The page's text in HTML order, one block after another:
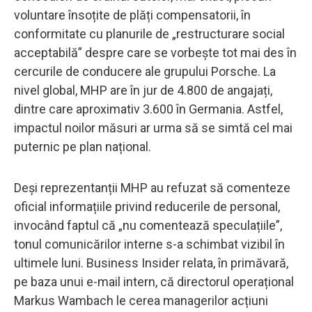
voluntare însoțite de plăți compensatorii, în
conformitate cu planurile de „restructurare social
acceptabilă” despre care se vorbește tot mai des în
cercurile de conducere ale grupului Porsche. La
nivel global, MHP are în jur de 4.800 de angajați,
dintre care aproximativ 3.600 în Germania. Astfel,
impactul noilor măsuri ar urma să se simtă cel mai
puternic pe plan național.
Deși reprezentanții MHP au refuzat să comenteze
oficial informațiile privind reducerile de personal,
invocând faptul că „nu comentează speculațiile”,
tonul comunicărilor interne s-a schimbat vizibil în
ultimele luni. Business Insider relata, în primăvară,
pe baza unui e-mail intern, că directorul operațional
Markus Wambach le cerea managerilor acțiuni